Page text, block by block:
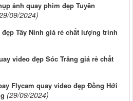
ảnh quay phim đẹp Tuyên
09/2024)
Tây Ninh giá rẻ chất lượng trình
video đẹp Sóc Trăng giá rẻ chất
Flycam quay video đẹp Đồng Hới
(29/09/2024)